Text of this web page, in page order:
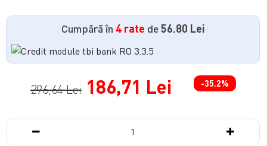
Cumpără în 4 rate de56.80 Lei
296,64 Lei 186,71 Lei -35.2%